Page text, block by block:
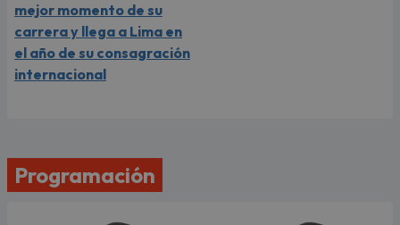
mejor momento de su
carrera y llega a Lima en
el año de su consagración
internacional
Programación